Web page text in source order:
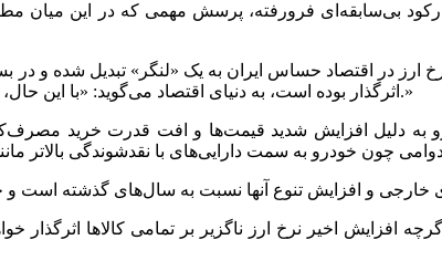
شده و بازار خودرو نیز در رکود بی‌سابقه‌ای فرورفته، پرسش مهمی
ارز در اقتصاد حساس ایران به یک «لنگر» تبدیل شده و
اثرگذار بوده است، به دنیای اقتصاد می‌گوید: «با این حال، در شرایط کنونی ممکن است این اثرگذاری به شدت گذشته نباشد.»
به دلیل افزایش شدید قیمت‌ها و افت قدرت خرید
افزایش اخیر نرخ ارز ناگزیر بر تمامی کالاها اثرگذار